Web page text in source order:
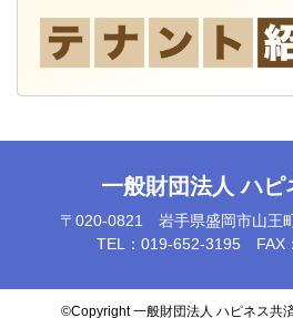
一般財団法人 ハピ
〒020-0821 岩手県盛岡市山王
TEL：019-652-3195 FAX
©️Copyright 一般財団法人 ハピネス共